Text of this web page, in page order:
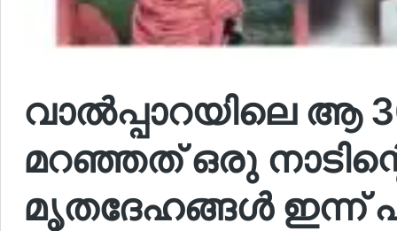
വാൽപ്പാറയിലെ ആ
മറഞ്ഞത് ഒരു
മൃതദേഹങ്ങൾ ഇന്ന്